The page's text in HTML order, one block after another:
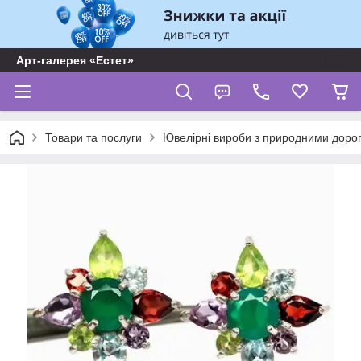
Арт-галерея «Естет»
Товари та послуги Ювелірні вироби з природними